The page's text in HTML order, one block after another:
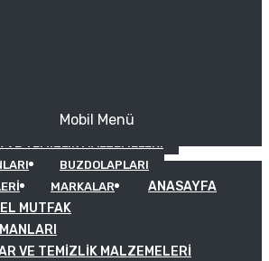
VE TEMIZLIK MALZEMELERI
BUZDOLAPLARI
MARKALAR
Mobil Menü
ANASAYFA
MUTFAK
VE TEMIZLIK MALZEMELERI